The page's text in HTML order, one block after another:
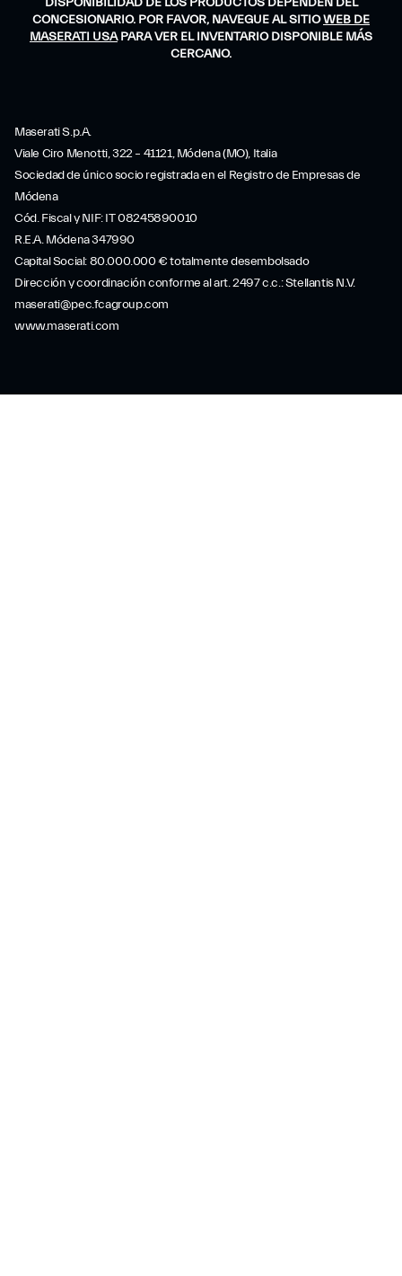
CONCESIONARIO. POR FAVOR, NAVEGUE AL SITIOWEB DE
MASERATI USAPARA VER EL INVENTARIO DISPONIBLE MÁS
CERCANO.
Maserati S.p.A.
Viale Ciro Menotti, 322 – 41121, Módena (MO), Italia
Sociedad de único socio registrada en el Registro de Empresas de
Módena
Cód. Fiscal y NIF: IT 08245890010
R.E.A. Módena 347990
Capital Social: 80.000.000 € totalmente desembolsado
Dirección y coordinación conforme al art. 2497 c.c.: Stellantis N.V.
maserati@pec.fcagroup.com
www.maserati.com